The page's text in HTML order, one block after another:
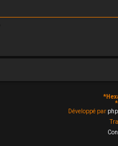
*
*
Développé par